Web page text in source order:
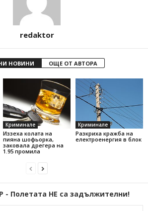
redaktor
НОВИНИ ОЩЕ ОТ АВТОРА
Криминале
Иззеха колата на
пияна шофьорка,
заковала дрегера на
1.95 промила
Криминале
Разкриха кражба на
електроенергия в блок
Полетата НЕ са задължителни!